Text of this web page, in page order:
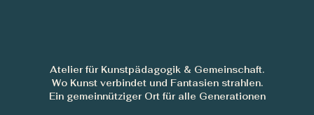
Atelier für Kunstpädagogik & Gemeinschaft.
Wo Kunst verbindet und Fantasien strahlen.
Ein gemeinnütziger Ort für alle Generationen